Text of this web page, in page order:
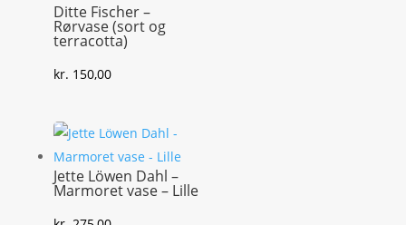
Ditte Fischer –
Rørvase (sort og
terracotta)
kr. 150,00
Jette Löwen Dahl –
Marmoret vase – Lille